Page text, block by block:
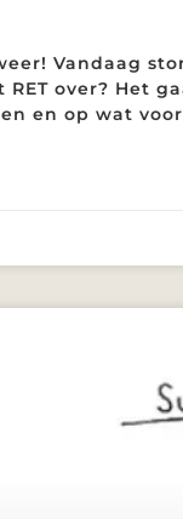
Vandaag
over? Het
en op wat